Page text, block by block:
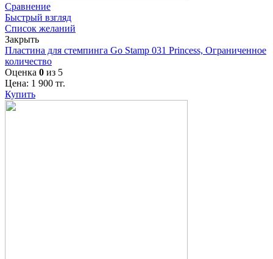
Сравнение
Быстрый взгляд
Список желаний
Закрыть
Пластина для стемпинга Go Stamp 031 Princess, Ограниченное
количество
Оценка 0 из 5
Цена: 1 900 тг.
Купить